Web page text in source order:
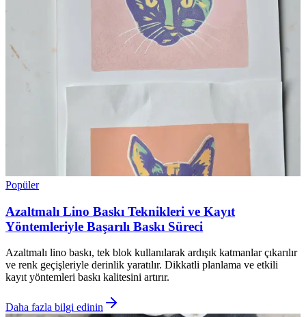
Popüler
Azaltmalı Lino Baskı Teknikleri ve Kayıt
Yöntemleriyle Başarılı Baskı Süreci
Azaltmalı lino baskı, tek blok kullanılarak ardışık katmanlar çıkarılır
ve renk geçişleriyle derinlik yaratılır. Dikkatli planlama ve etkili
kayıt yöntemleri baskı kalitesini artırır.
Daha fazla bilgi edinin